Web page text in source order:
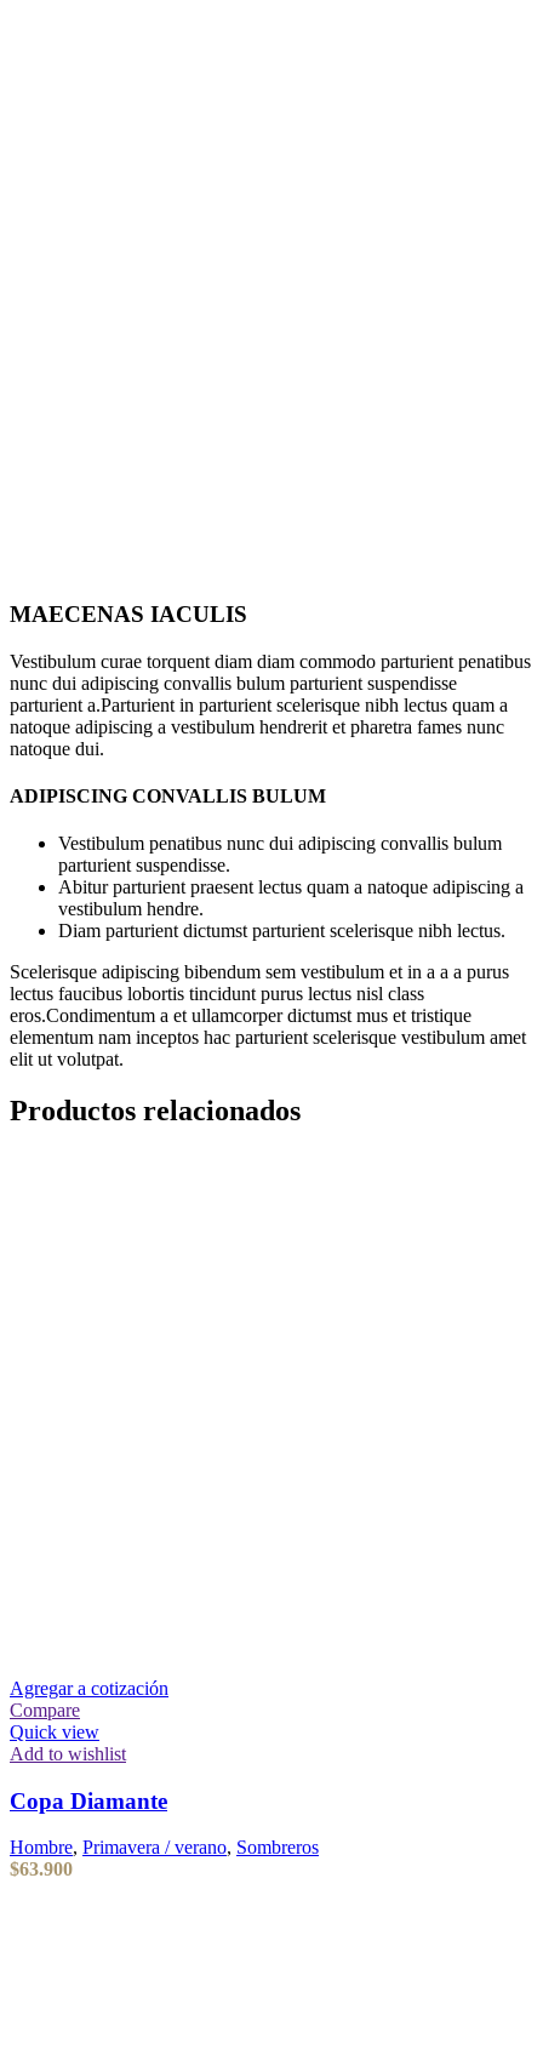
MAECENAS IACULIS
Vestibulum curae torquent diam diam commodo parturient penatibus
nunc dui adipiscing convallis bulum parturient suspendisse
parturient a.Parturient in parturient scelerisque nibh lectus quam a
natoque adipiscing a vestibulum hendrerit et pharetra fames nunc
natoque dui.
ADIPISCING CONVALLIS BULUM
Vestibulum penatibus nunc dui adipiscing convallis bulum
parturient suspendisse.
Abitur parturient praesent lectus quam a natoque adipiscing a
vestibulum hendre.
Diam parturient dictumst parturient scelerisque nibh lectus.
Scelerisque adipiscing bibendum sem vestibulum et in a a a purus
lectus faucibus lobortis tincidunt purus lectus nisl class
eros.Condimentum a et ullamcorper dictumst mus et tristique
elementum nam inceptos hac parturient scelerisque vestibulum amet
elit ut volutpat.
Productos relacionados
Agregar a cotización
Compare
Quick view
Add to wishlist
Copa Diamante
Hombre, Primavera / verano, Sombreros
$63.900